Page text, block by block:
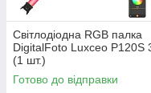
Світлодіодна RGB палка
DigitalFoto Luxceo P120S
(1 шт.)
Готово до відправки